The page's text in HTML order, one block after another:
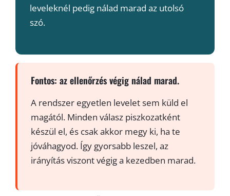
leveleknél pedig nálad marad az utolsó
szó.
Fontos: az ellenőrzés végig nálad marad.
A rendszer egyetlen levelet sem küld el
magától. Minden válasz piszkozatként
készül el, és csak akkor megy ki, ha te
jóváhagyod. Így gyorsabb leszel, az
irányítás viszont végig a kezedben marad.